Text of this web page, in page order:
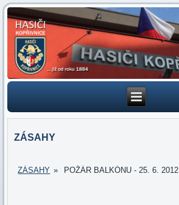
ZÁSAHY
ZÁSAHY » POŽÁR BALKÓNU - 25. 6. 2012